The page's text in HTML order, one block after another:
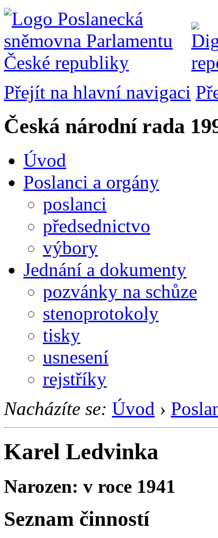
Přejít na hlavní navigaci
Česká národní rada
Úvod
Poslanci a orgány
poslanci
předsednictvo
výbory
Jednání a dokumenty
pozvánky na schůze
stenoprotokoly
tisky
usnesení
rejstříky
Nacházíte se: Úvod ›
Karel Ledvinka
Narozen: v roce 1941
Seznam činností